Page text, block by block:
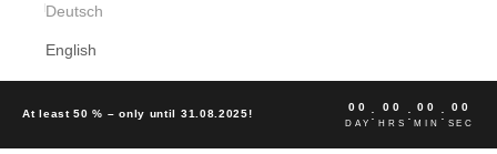
Deutsch
English
At least 50 % – only until 31.08.2025!
00
DAY
: 00
HRS
: 00
MIN
: 00
SEC